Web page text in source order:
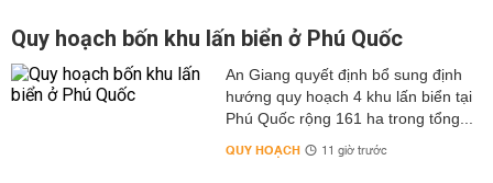
Quy hoạch bốn khu lấn biển ở Phú Quốc
An Giang quyết định bổ sung định
hướng quy hoạch 4 khu lấn biển tại
Phú Quốc rộng 161 ha trong tổng...
QUY HOẠCH 11 giờ trước